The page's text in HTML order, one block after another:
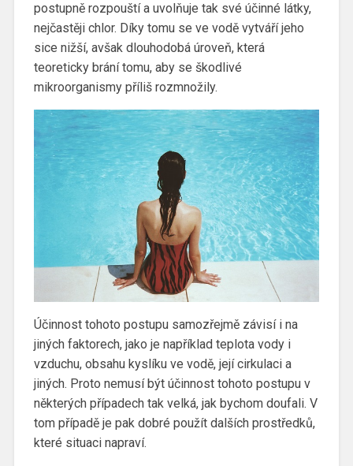
postupně rozpouští a uvolňuje tak své účinné látky,
nejčastěji chlor. Díky tomu se ve vodě vytváří jeho
sice nižší, avšak dlouhodobá úroveň, která
teoreticky brání tomu, aby se škodlivé
mikroorganismy příliš rozmnožily.
Účinnost tohoto postupu samozřejmě závisí i na
jiných faktorech, jako je například teplota vody i
vzduchu, obsahu kyslíku ve vodě, její cirkulaci a
jiných. Proto nemusí být účinnost tohoto postupu v
některých případech tak velká, jak bychom doufali. V
tom případě je pak dobré použít dalších prostředků,
které situaci napraví.